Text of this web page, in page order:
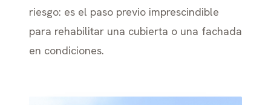
riesgo: es el paso previo imprescindible
para rehabilitar una cubierta o una fachada
en condiciones.